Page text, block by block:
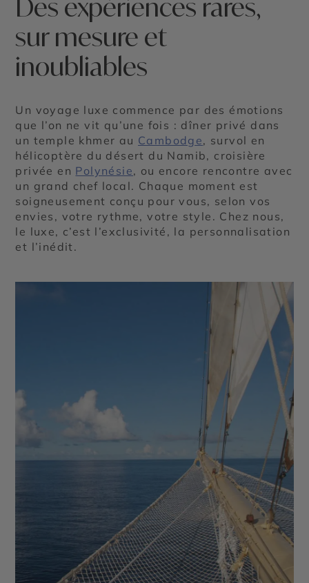
Des expériences rares,
sur mesure et
inoubliables
Un voyage luxe commence par des émotions
que l’on ne vit qu’une fois : dîner privé dans
un temple khmer au Cambodge, survol en
hélicoptère du désert du Namib, croisière
privée en Polynésie, ou encore rencontre avec
un grand chef local. Chaque moment est
soigneusement conçu pour vous, selon vos
envies, votre rythme, votre style. Chez nous,
le luxe, c’est l’exclusivité, la personnalisation
et l’inédit.